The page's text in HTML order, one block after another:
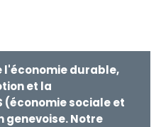
l'économie durable,
et la
(économie sociale et
genevoise. Notre